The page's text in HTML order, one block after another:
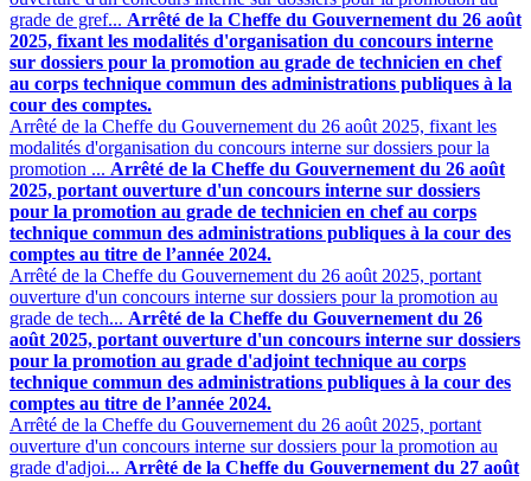
grade de gref... Arrêté de la Cheffe du Gouvernement du 26 août
2025, fixant les modalités d'organisation du concours interne
sur dossiers pour la promotion au grade de technicien en chef
au corps technique commun des administrations publiques à la
cour des comptes.
Arrêté de la Cheffe du Gouvernement du 26 août 2025, fixant les
modalités d'organisation du concours interne sur dossiers pour la
promotion ... Arrêté de la Cheffe du Gouvernement du 26 août
2025, portant ouverture d'un concours interne sur dossiers
pour la promotion au grade de technicien en chef au corps
technique commun des administrations publiques à la cour des
comptes au titre de l’année 2024.
Arrêté de la Cheffe du Gouvernement du 26 août 2025, portant
ouverture d'un concours interne sur dossiers pour la promotion au
grade de tech... Arrêté de la Cheffe du Gouvernement du 26
août 2025, portant ouverture d'un concours interne sur dossiers
pour la promotion au grade d'adjoint technique au corps
technique commun des administrations publiques à la cour des
comptes au titre de l’année 2024.
Arrêté de la Cheffe du Gouvernement du 26 août 2025, portant
ouverture d'un concours interne sur dossiers pour la promotion au
grade d'adjoi... Arrêté de la Cheffe du Gouvernement du 27 août